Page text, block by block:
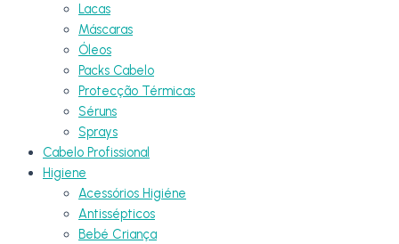
Lacas
Máscaras
Óleos
Packs Cabelo
Protecção Térmicas
Séruns
Sprays
Cabelo Profissional
Higiene
Acessórios Higiéne
Antissépticos
Bebé Criança